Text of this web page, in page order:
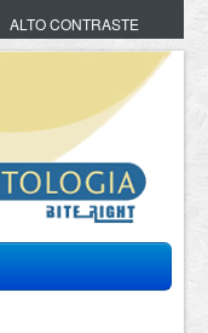
ALTO CONTRASTE